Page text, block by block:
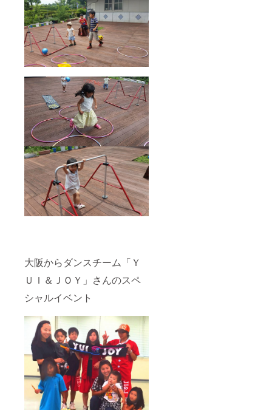
大阪からダンスチーム「Ｙ
ＵＩ＆ＪＯＹ」さんのスペ
シャルイベント